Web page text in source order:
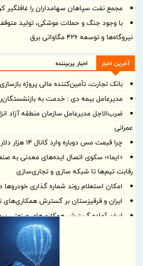
مجمع نفت سپاهان سهامداران را غافلگیر
با وجود جنگ و حملات موشکی، تولید
نیروگاه‌ها و توسعه ۴۲۶ مگاواتی برق
آخرین اخبار اخبار پربیننده
بانک تجارت، تأمین‌کننده مالی پروژه بازسازی فازهای ۴ و ۵
مدیرعامل بیمه دی : خدمت به
ضرب‌الاجل مدیرعامل سازمان منطقه آزاد
عمرانی
چرا قیمت مس دوباره وارد کانال ۱۴ هزار دلار شد
«ایما»؛ سکوی اتصال ایده‌های معدنی به
رقابت تیم‌ها تا شبکه سازی و تجاری‌سازی
امکان استعلام روند شماره گذاری خودروها
ایران و قرقیزستان بر گسترش همکاری‌های
ایران آماده گسترش همکاری‌های صنعتی
بهره گیری حداکثری از ظرفیت موافقتنامه
معاونت توسعه مدیریت و منابع انسانی